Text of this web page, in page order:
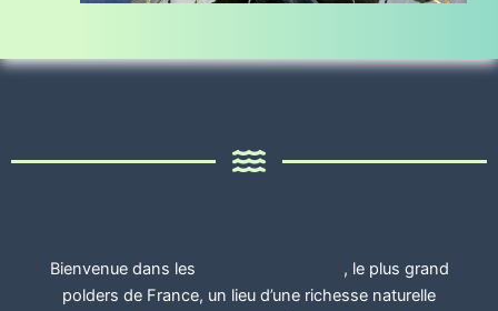
Bienvenue dans les
, le plus grand
polders de France, un lieu d’une richesse naturelle